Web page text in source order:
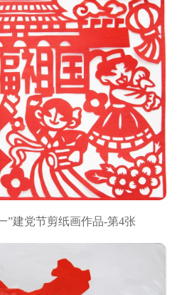
”建党节剪纸画作品-第4张